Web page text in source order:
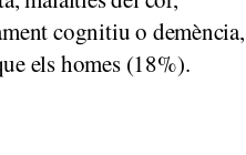
cognitiu o demència,
els homes (18%).